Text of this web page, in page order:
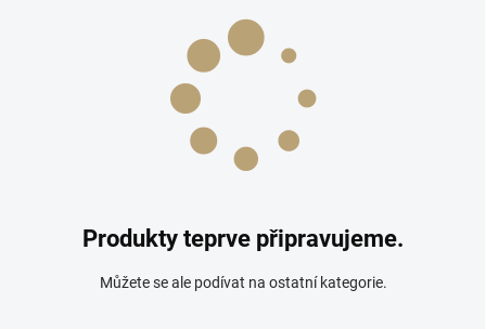
Produkty teprve připravujeme.
Můžete se ale podívat na ostatní kategorie.